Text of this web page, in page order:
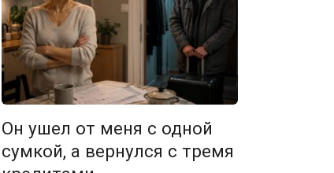
Он ушел от меня с одной
сумкой, а вернулся с тремя